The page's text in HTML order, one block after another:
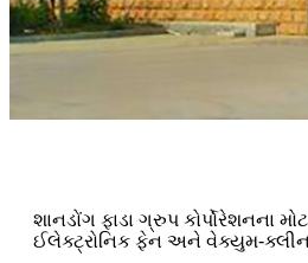
શાનડોંગ ફાડા ગ્રુપ કોર્પોરેશનના
ઈલેક્ટ્રોનિક ફેન અને વેક્યુમ-